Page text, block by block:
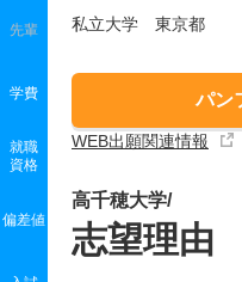
私立大学 東京都
パン
WEB出願関連情報
先輩
学費
就職
資格
偏差値
高千穂大学/
志望理由